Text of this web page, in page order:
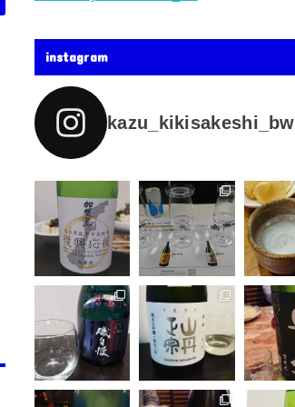
instagram
kazu_kikisakeshi_bw